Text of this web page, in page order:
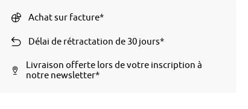
Achat sur facture*
Délai de rétractation de 30 jours*
Livraison offerte lors de votre inscription à
notre newsletter*